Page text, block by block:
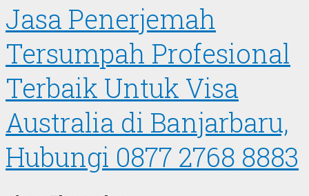
Jasa Penerjemah
Tersumpah Profesional
Terbaik Untuk Visa
Australia di Banjarbaru,
Hubungi 0877 2768 8883